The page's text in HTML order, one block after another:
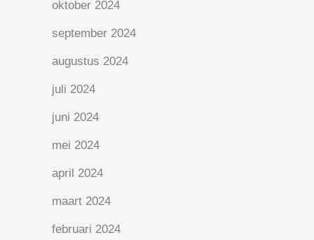
oktober 2024
september 2024
augustus 2024
juli 2024
juni 2024
mei 2024
april 2024
maart 2024
februari 2024